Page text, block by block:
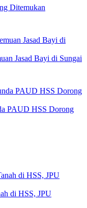
Ditemukan
Jasad Bayi di Sungai
PAUD HSS Dorong
di HSS, JPU